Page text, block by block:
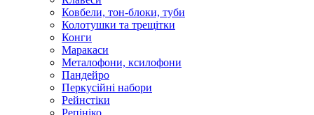
Ковбели, тон-блоки, туби
Колотушки та трещітки
Конги
Маракаси
Металофони, ксилофони
Пандейро
Перкусійні набори
Рейнстіки
Репініко